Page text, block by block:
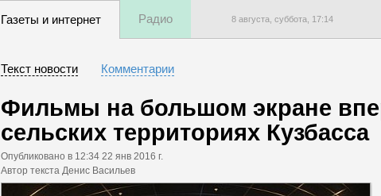
Газеты и интернет Радио 8 августа, суббота, 17:14
Текст новости Комментарии
Фильмы на большом экране
сельских территориях Кузбасса
Опубликовано в 12:34 22 янв 2016 г.
Автор текста Денис Васильев